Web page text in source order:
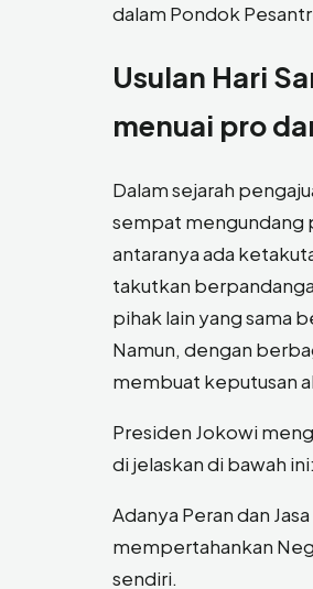
dalam Pondok
Usulan Hari
menuai pro
Dalam sejarah
sempat mengundang
antaranya ada
takutkan
pihak lain yang sama
Namun, dengan
membuat keputusan
Presiden Jokowi
di jelaskan di bawah ini:
Adanya Peran dan
mempertahankan
sendiri.